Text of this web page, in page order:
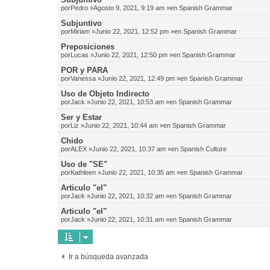
porPedro »Agosto 9, 2021, 9:19 am »en Spanish Grammar
Subjuntivo
porMiriam »Junio 22, 2021, 12:52 pm »en Spanish Grammar
Preposiciones
porLucas »Junio 22, 2021, 12:50 pm »en Spanish Grammar
POR y PARA
porVanessa »Junio 22, 2021, 12:49 pm »en Spanish Grammar
Uso de Objeto Indirecto
porJack »Junio 22, 2021, 10:53 am »en Spanish Grammar
Ser y Estar
porLiz »Junio 22, 2021, 10:44 am »en Spanish Grammar
Chido
porALEX »Junio 22, 2021, 10:37 am »en Spanish Culture
Uso de "SE"
porKathleen »Junio 22, 2021, 10:35 am »en Spanish Grammar
Articulo "el"
porJack »Junio 22, 2021, 10:32 am »en Spanish Grammar
Articulo "el"
porJack »Junio 22, 2021, 10:31 am »en Spanish Grammar
Ir a búsqueda avanzada